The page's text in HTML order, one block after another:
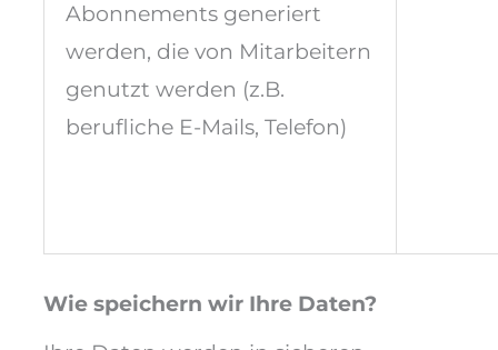
Abonnements generiert
werden, die von Mitarbeitern
genutzt werden (z.B.
berufliche E-Mails, Telefon)
Wie speichern wir Ihre Daten?